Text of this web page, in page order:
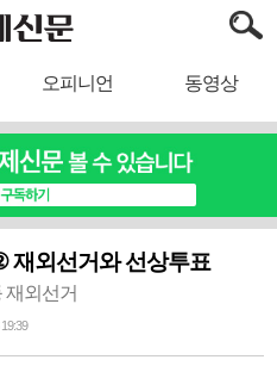
오피니언 동영상
재외선거와 선상투표
재외선거